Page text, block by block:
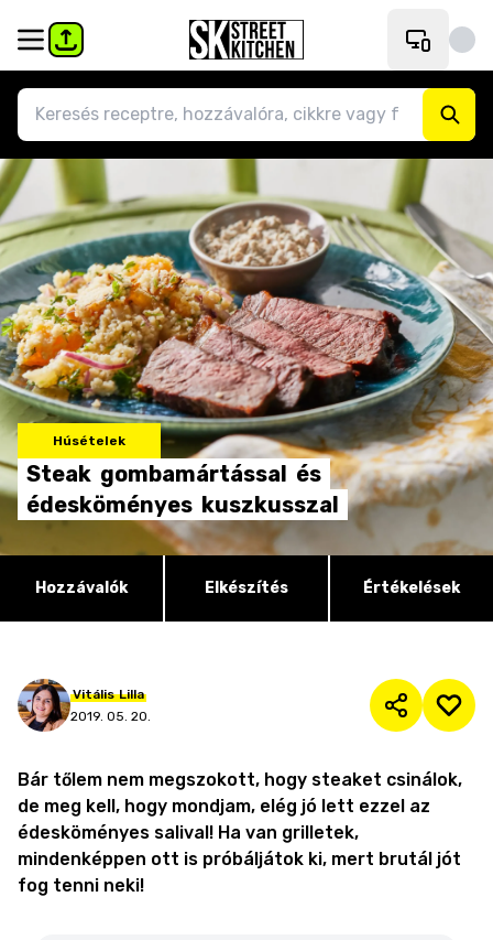
Húsételek
Steak gombamártással és
édesköményes kuszkusszal
Hozzávalók Elkészítés Értékelések
Vitális Lilla
2019. 05. 20.
Bár tőlem nem megszokott, hogy steaket csinálok,
de meg kell, hogy mondjam, elég jó lett ezzel az
édesköményes salival! Ha van grilletek,
mindenképpen ott is próbáljátok ki, mert brutál jót
fog tenni neki!